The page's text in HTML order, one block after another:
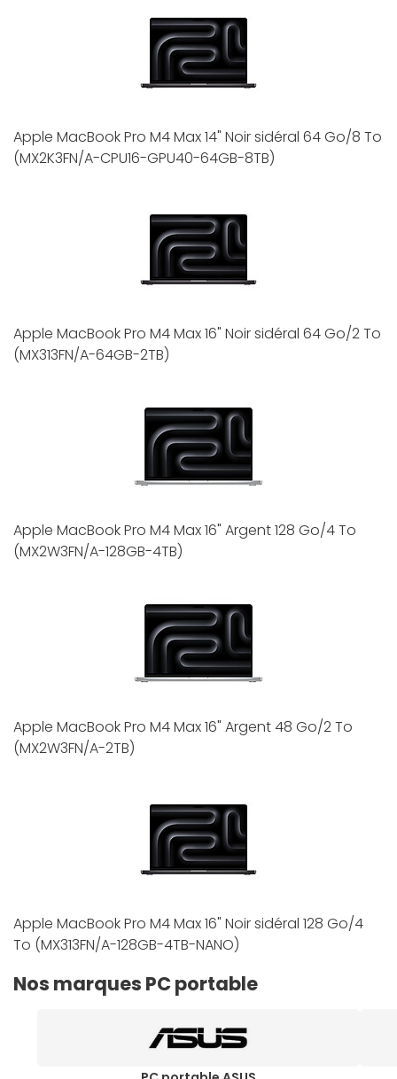
Apple MacBook Pro M4 Max 14" Noir sidéral 64 Go/8 To
(MX2K3FN/A-CPU16-GPU40-64GB-8TB)
Apple MacBook Pro M4 Max 16" Noir sidéral 64 Go/2 To
(MX313FN/A-64GB-2TB)
Apple MacBook Pro M4 Max 16" Argent 128 Go/4 To
(MX2W3FN/A-128GB-4TB)
Apple MacBook Pro M4 Max 16" Argent 48 Go/2 To
(MX2W3FN/A-2TB)
Apple MacBook Pro M4 Max 16" Noir sidéral 128 Go/4
To (MX313FN/A-128GB-4TB-NANO)
Nos marques PC portable